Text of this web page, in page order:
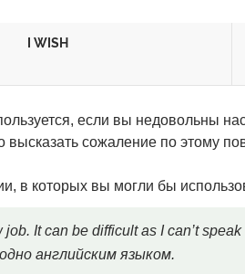
I WISH
если вы недовольны
высказать сожаление по этому
в которых вы могли бы
job. It can be difficult as I can’t
английским языком.